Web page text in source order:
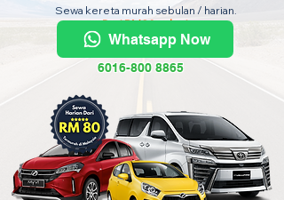
Sewa kereta murah sebulan / harian.
Dari RM80 sehari.
Whatsapp Now
6016-800 8865